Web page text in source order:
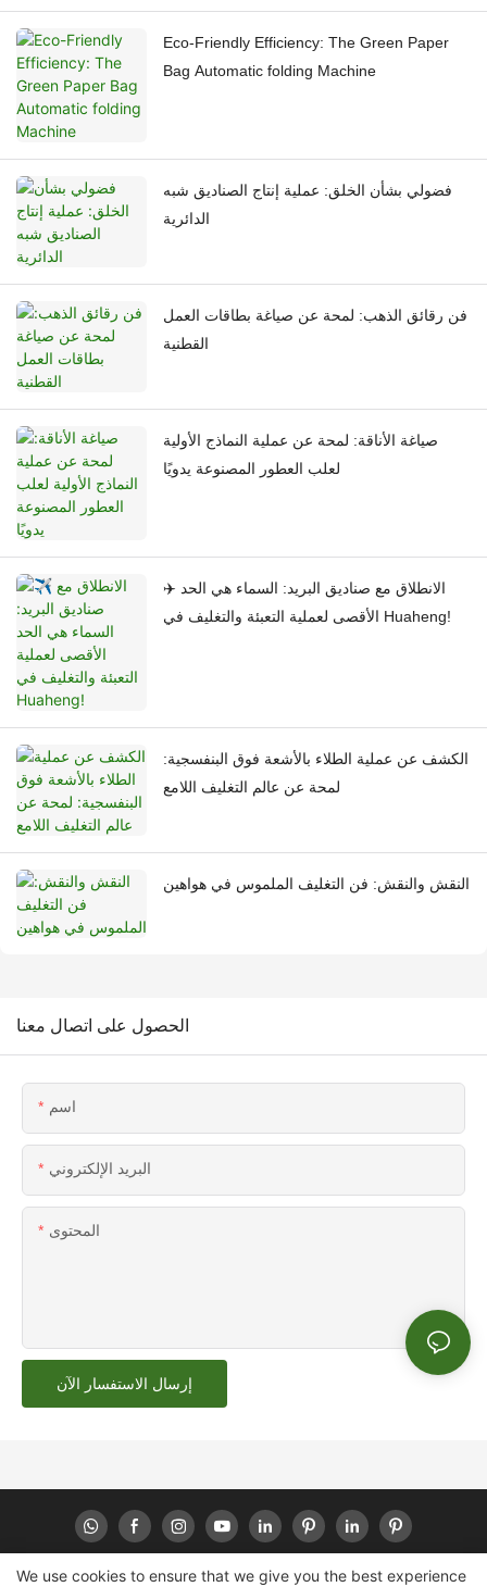
Eco-Friendly Efficiency: The Green Paper
Bag Automatic folding Machine
فضولي بشأن الخلق: عملية إنتاج الصناديق شبه
الدائرية
فن رقائق الذهب: لمحة عن صياغة بطاقات العمل
القطنية
صياغة الأناقة: لمحة عن عملية النماذج الأولية
لعلب العطور المصنوعة يدويًا
✈️ الانطلاق مع صناديق البريد: السماء هي الحد
الأقصى لعملية التعبئة والتغليف في Huaheng!
الكشف عن عملية الطلاء بالأشعة فوق البنفسجية:
لمحة عن عالم التغليف اللامع
النقش والنقش: فن التغليف الملموس في هواهين
الحصول على اتصال معنا
اسم
البريد الإلكتروني
المحتوى
إرسال الاستفسار الآن
We use cookies to ensure that we give you the best experience